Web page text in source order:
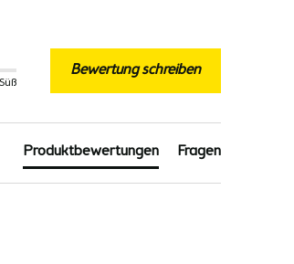
Süß
Bewertung schreiben
Produktbewertungen Fragen